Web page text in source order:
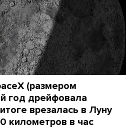
(размером
год дрейфовала
врезалась в Луну
километров в час